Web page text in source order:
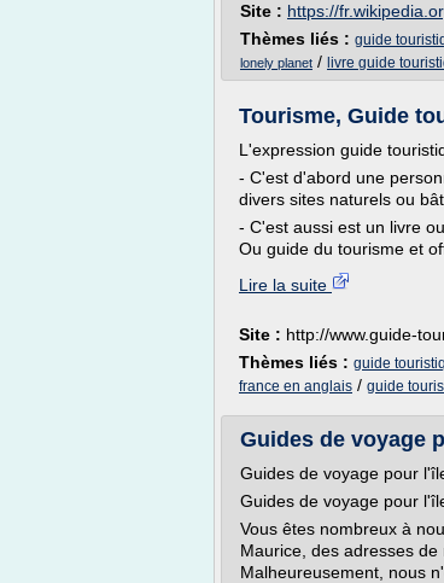
Site : https://
Thèmes liés : guide
lonely planet / livre guide
Tourisme, Guide
L'expression guide
- C'est d'abord une
divers sites naturels ou
- C'est aussi est un livre
Ou guide du tourisme et
Lire la suite
Site : http://www.guide-
Thèmes liés : guide
france en anglais / guide
Guides de voyage
Guides de voyage pour
Guides de voyage pour
Vous êtes nombreux à
Maurice, des adresses
Malheureusement, nous